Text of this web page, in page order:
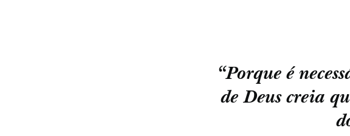
“Porque é
de Deus creia